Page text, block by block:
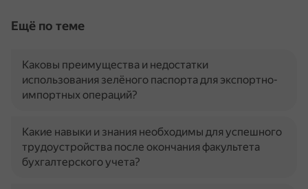
Ещё по теме
Каковы преимущества и недостатки
использования зелёного паспорта для экспортно-
импортных операций?
Какие навыки и знания необходимы для успешного
трудоустройства после окончания факультета
бухгалтерского учета?